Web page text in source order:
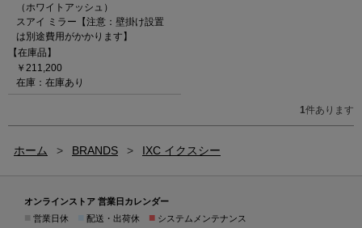
（ホワイトアッシュ）
スアイ ミラー【注意：壁掛け設置
は別途費用がかかります】
【在庫品】
￥211,200
在庫：在庫あり
1件あります
ホーム > BRANDS > IXC イクスシー
オンラインストア 営業日カレンダー
営業日休 配送・出荷休 ■ システムメンテナンス